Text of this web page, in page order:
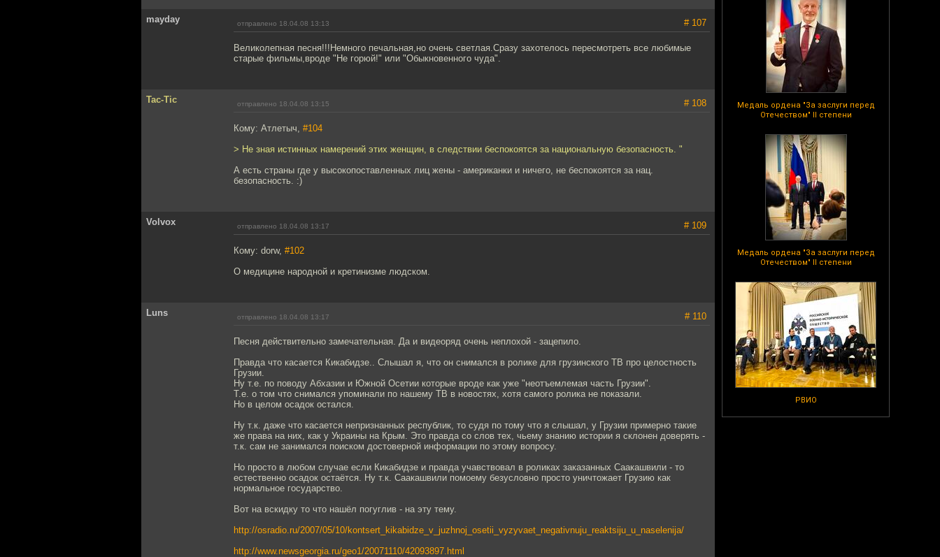
Медаль ордена "За заслуги перед
Отечеством" II степени
Медаль ордена "За заслуги перед
Отечеством" II степени
РВИО
mayday отправлено 18.04.08 13:13 # 107
Великолепная песня!!!Немного печальная,но очень светлая.Сразу захотелось пересмотреть все любимые
старые фильмы,вроде "Не горюй!" или "Обыкновенного чуда".
Tac-Tic отправлено 18.04.08 13:15 # 108
Кому: Атлетыч, #104
> Не зная истинных намерений этих женщин, в следствии беспокоятся за национальную безопасность. "
А есть страны где у высокопоставленных лиц жены - американки и ничего, не беспокоятся за нац.
безопасность. :)
Volvox отправлено 18.04.08 13:17 # 109
Кому: dorw, #102
О медицине народной и кретинизме людском.
Luns отправлено 18.04.08 13:17 # 110
Песня действительно замечательная. Да и видеоряд очень неплохой - зацепило.
Правда что касается Кикабидзе.. Слышал я, что он снимался в ролике для грузинского ТВ про целостность
Грузии.
Ну т.е. по поводу Абхазии и Южной Осетии которые вроде как уже "неотъемлемая часть Грузии".
Т.е. о том что снимался упоминали по нашему ТВ в новостях, хотя самого ролика не показали.
Но в целом осадок остался.
Ну т.к. даже что касается непризнанных республик, то судя по тому что я слышал, у Грузии примерно такие
же права на них, как у Украины на Крым. Это правда со слов тех, чьему знанию истории я склонен доверять -
т.к. сам не занимался поиском достоверной информации по этому вопросу.
Но просто в любом случае если Кикабидзе и правда учавствовал в роликах заказанных Саакашвили - то
естественно осадок остаётся. Ну т.к. Саакашвили помоему безусловно просто уничтожает Грузию как
нормальное государство.
Вот на вскидку то что нашёл погуглив - на эту тему.
http://osradio.ru/2007/05/10/kontsert_kikabidze_v_juzhnoj_osetii_vyzyvaet_negativnuju_reaktsiju_u_naselenija/
http://www.newsgeorgia.ru/geo1/20071110/42093897.html